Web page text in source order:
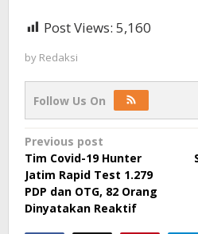
Post Views: 5,160
by Redaksi
Follow Us On
Post
navigation
Previous post
Tim Covid-19 Hunter
Jatim Rapid Test 1.279
PDP dan OTG, 82 Orang
Dinyatakan Reaktif